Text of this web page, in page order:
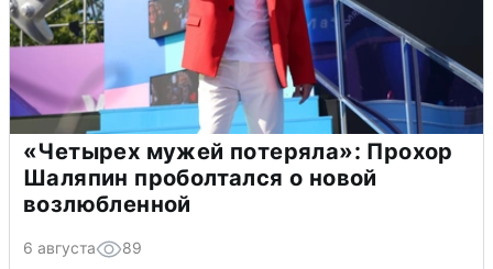
«Четырех мужей потеряла»: Прохор
Шаляпин проболтался о новой
возлюбленной
6 августа 89